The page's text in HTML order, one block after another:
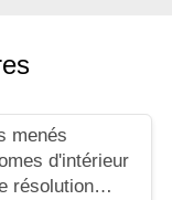
menés
d'intérieur
résolution